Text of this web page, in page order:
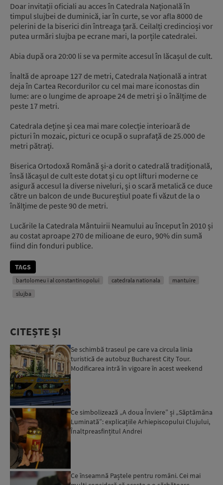
Doar invitații oficiali au acces în Catedrala Națională în
timpul slujbei de duminică, iar în curte, se vor afla 8000 de
pelerini de la biserici din întreaga țară. Ceilalți credincioși vor
putea urmări slujba pe ecrane mari, la porțile catedralei.
Abia după ora 20:00 li se va permite accesul în lăcașul de cult.
Înaltă de aproape 127 de metri, Catedrala Națională a intrat
deja în Cartea Recordurilor cu cel mai mare iconostas din
lume: are o lungime de aproape 24 de metri și o înălțime de
peste 17 metri.
Catedrala deține și cea mai mare colecție interioară de
picturi în mozaic, picturi ce ocupă o suprafață de 25.000 de
metri pătrați.
Biserica Ortodoxă Română și-a dorit o catedrală tradițională,
însă lăcașul de cult este dotat și cu opt lifturi moderne ce
asigură accesul la diverse niveluri, și o scară metalică ce duce
către un balcon de unde Bucureștiul poate fi văzut de la o
înălțime de peste 90 de metri.
Lucările la Catedrala Mântuirii Neamului au început în 2010 și
au costat aproape 270 de milioane de euro, 90% din sumă
fiind din fonduri publice.
TAGS
bartolomeu i al constantinopolui catedrala nationala
mantuire
slujba
CITEȘTE ȘI
Se schimbă traseul pe care va circula linia
turistică de autobuz Bucharest City Tour.
Modificarea intră în vigoare în acest weekend
Ce simbolizează „A doua Înviere” și „Săptămâna
Luminată”: explicațiile Arhiepiscopului Clujului,
Înaltpreasfințitul Andrei
Ce înseamnă Paștele pentru români. Cei mai